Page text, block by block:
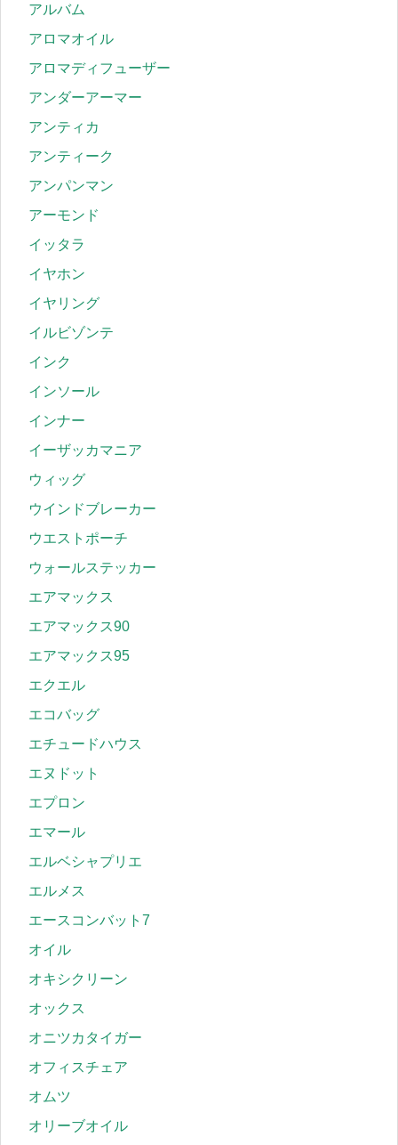
アルバム
アロマオイル
アロマディフューザー
アンダーアーマー
アンティカ
アンティーク
アンパンマン
アーモンド
イッタラ
イヤホン
イヤリング
イルビゾンテ
インク
インソール
インナー
イーザッカマニア
ウィッグ
ウインドブレーカー
ウエストポーチ
ウォールステッカー
エアマックス
エアマックス90
エアマックス95
エクエル
エコバッグ
エチュードハウス
エヌドット
エプロン
エマール
エルベシャプリエ
エルメス
エースコンバット7
オイル
オキシクリーン
オックス
オニツカタイガー
オフィスチェア
オムツ
オリーブオイル